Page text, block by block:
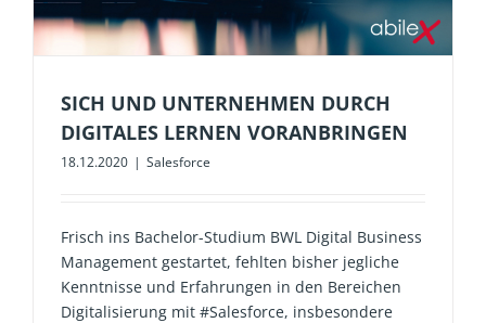
SICH UND UNTERNEHMEN DURCH
DIGITALES LERNEN VORANBRINGEN
18.12.2020 | Salesforce
Frisch ins Bachelor-Studium BWL Digital Business
Management gestartet, fehlten bisher jegliche
Kenntnisse und Erfahrungen in den Bereichen
Digitalisierung mit #Salesforce, insbesondere